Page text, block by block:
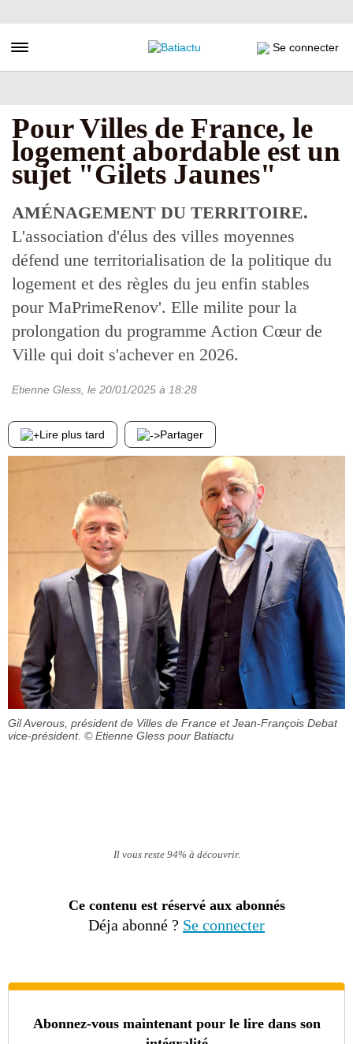
au
principal
Toggle navigation Se connecter
Pour Villes de France, le
logement abordable est un
sujet "Gilets Jaunes"
AMÉNAGEMENT DU TERRITOIRE.
L'association d'élus des villes moyennes
défend une territorialisation de la politique du
logement et des règles du jeu enfin stables
pour MaPrimeRenov'. Elle milite pour la
prolongation du programme Action Cœur de
Ville qui doit s'achever en 2026.
Etienne Gless , le 20/01/2025 à 18:28
Lire plus tard Partager
Gil Averous, président de Villes de France et Jean-François Debat
vice-président. © Etienne Gless pour Batiactu
Il vous reste 94% à découvrir.
Ce contenu est réservé aux abonnés
Déja abonné ? Se connecter
Abonnez-vous maintenant pour le lire dans son